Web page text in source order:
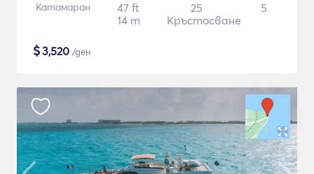
Катамаран
47 ft
14 m
25
Кръстосване
5
$3,520 /ден